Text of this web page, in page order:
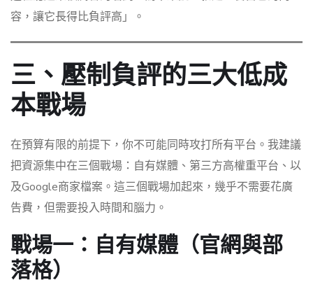
容，讓它長得比負評高」。
三、壓制負評的三大低成
本戰場
在預算有限的前提下，你不可能同時攻打所有平台。我建議
把資源集中在三個戰場：自有媒體、第三方高權重平台、以
及Google商家檔案。這三個戰場加起來，幾乎不需要花廣
告費，但需要投入時間和腦力。
戰場一：自有媒體（官網與部
落格）